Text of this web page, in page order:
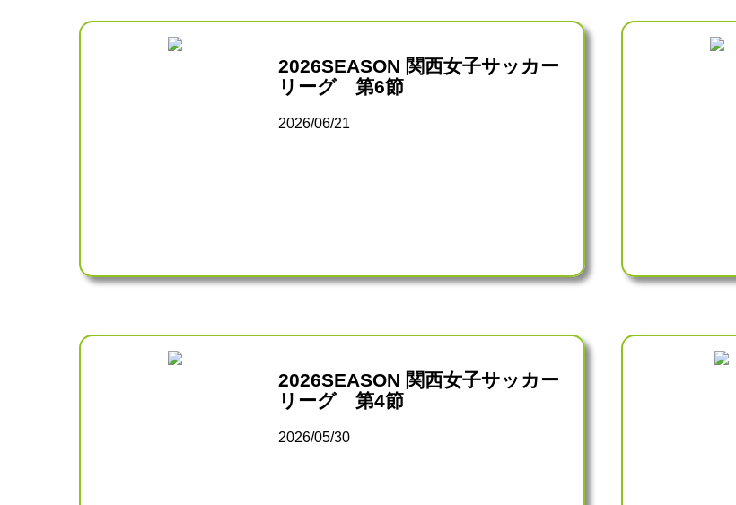
2026SEASON 関西女子サッカー
リーグ 第6節
2026/06/21
2026SEASON 関西女子サッカー
リーグ 第4節
2026/05/30